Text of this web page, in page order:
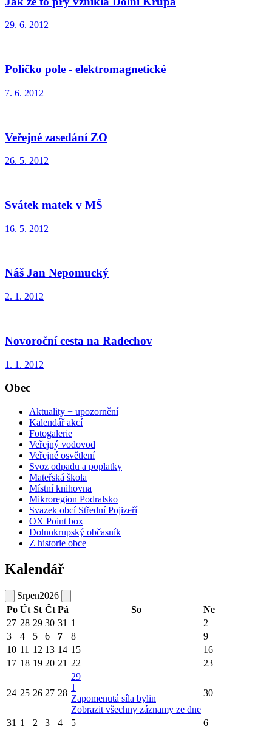
29. 6. 2012
Políčko pole - elektromagnetické
7. 6. 2012
Veřejné zasedání ZO
26. 5. 2012
Svátek matek v MŠ
16. 5. 2012
Náš Jan Nepomucký
2. 1. 2012
Novoroční cesta na Radechov
1. 1. 2012
Obec
Aktuality + upozornění
Kalendář akcí
Fotogalerie
Veřejný vodovod
Veřejné osvětlení
Svoz odpadu a poplatky
Mateřská škola
Místní knihovna
Mikroregion Podralsko
Svazek obcí Střední Pojizeří
OX Point box
Dolnokrupský občasník
Z historie obce
Kalendář
Srpen2026
Po Út St Čt Pá So
Ne
27 28 29 30 31 1
2
3
4 5 6 7 8
9
10 11 12 13 14 15
16
17 18 19 20 21 22 23
24 25 26 27 28
29
1
Zapomenutá síla bylin
Zobrazit všechny záznamy ze dne
30
31 1 2 3 4 5 6